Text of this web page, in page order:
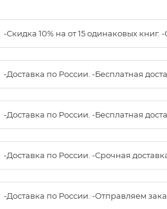
-Скидка 10% на от 15 одинаковых
-Доставка по России. -Бесплатная
-Доставка по России. -Бесплатная
-Доставка по России. -Срочная
-Доставка по России. -Отправляем